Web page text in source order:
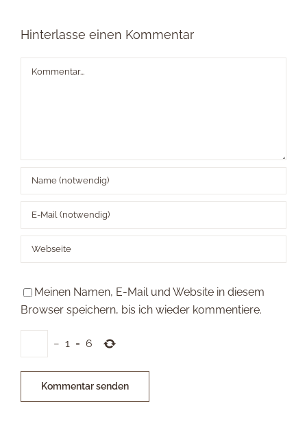
Hinterlasse einen Kommentar
Meinen Namen, E-Mail und Website in diesem
Browser speichern, bis ich wieder kommentiere.
− 1 = 6